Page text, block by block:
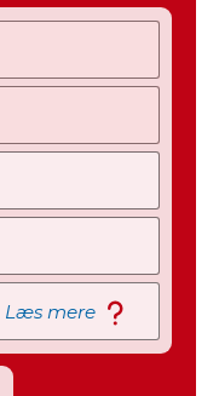
Læs mere